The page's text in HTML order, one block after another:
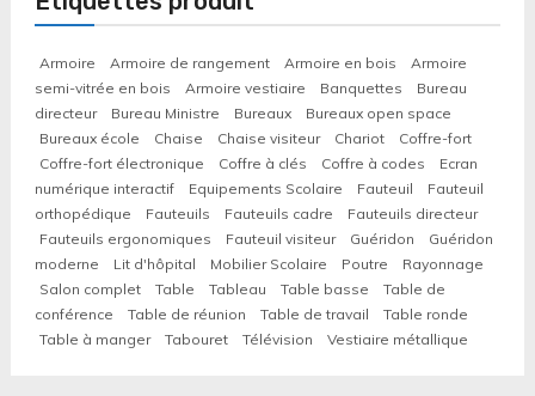
Armoire Armoire de rangement Armoire en bois
Armoire
semi-vitrée en bois
Armoire vestiaire Banquettes
Bureau
directeur
Bureau Ministre Bureaux
Bureaux open space
Bureaux école
Chaise Chaise visiteur Chariot
Coffre-fort
Coffre-fort électronique
Coffre à clés Coffre à codes
Ecran
numérique interactif
Equipements Scolaire Fauteuil
Fauteuil
orthopédique
Fauteuils Fauteuils cadre
Fauteuils directeur
Fauteuils ergonomiques
Fauteuil visiteur Guéridon
Guéridon
moderne
Lit d'hôpital Mobilier Scolaire Poutre
Rayonnage
Salon complet
Table Tableau Table basse
Table de
conférence
Table de réunion Table de travail
Table ronde
Table à manger
Tabouret Télévision Vestiaire métallique